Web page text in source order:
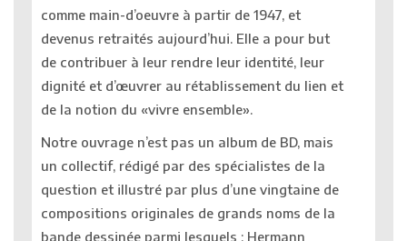
comme main-d’oeuvre à partir de 1947, et
devenus retraités aujourd’hui. Elle a pour but
de contribuer à leur rendre leur identité, leur
dignité et d’œuvrer au rétablissement du lien et
de la notion du «vivre ensemble».
Notre ouvrage n’est pas un album de BD, mais
un collectif, rédigé par des spécialistes de la
question et illustré par plus d’une vingtaine de
compositions originales de grands noms de la
bande dessinée parmi lesquels : Hermann